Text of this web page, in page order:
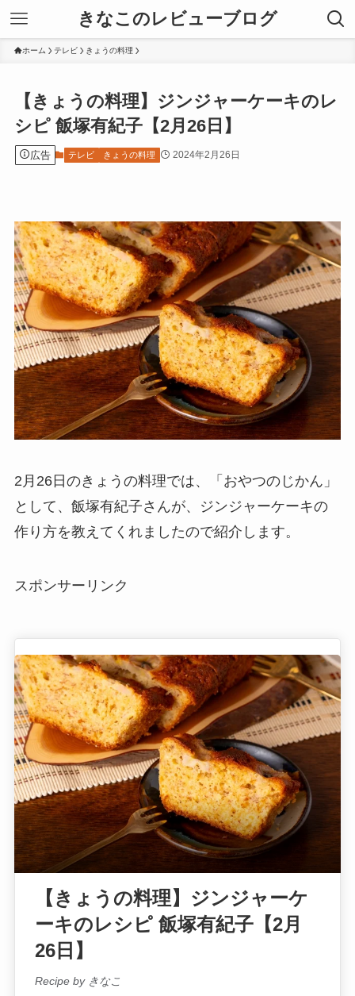
きなこのレビューブログ
ホーム テレビ きょうの料理
【きょうの料理】ジンジャーケーキのレ
シピ 飯塚有紀子【2月26日】
広告 テレビ きょうの料理 2024年2月26日
2月26日のきょうの料理では、「おやつのじかん」
として、飯塚有紀子さんが、ジンジャーケーキの
作り方を教えてくれましたので紹介します。
スポンサーリンク
【きょうの料理】ジンジャーケ
ーキのレシピ 飯塚有紀子【2月
26日】
Recipe by きなこ